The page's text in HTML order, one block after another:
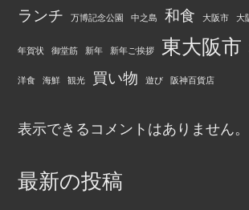
ランチ 万博記念公園 中之島 和食 大阪市 大
年賀状 御堂筋 新年 新年ご挨拶 東大阪市
洋食 海鮮 観光 買い物 遊び 阪神百貨店
表示できるコメントはありません。
最新の投稿